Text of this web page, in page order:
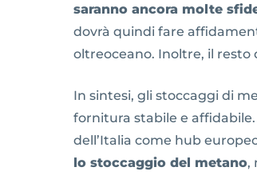
saranno ancora molte
dovrà quindi fare
oltreoceano. Inoltre, il
In sintesi, gli stoccaggi di
fornitura stabile e
dell’Italia come hub
lo stoccaggio del metano,